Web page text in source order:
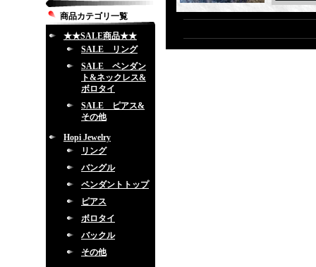
商品カテゴリ一覧
★★SALE商品★★
SALE リング
SALE ペンダン
ト&ネックレス&
ボロタイ
SALE ピアス&
その他
Hopi Jewelry
リング
バングル
ペンダントトップ
ピアス
ボロタイ
バックル
その他